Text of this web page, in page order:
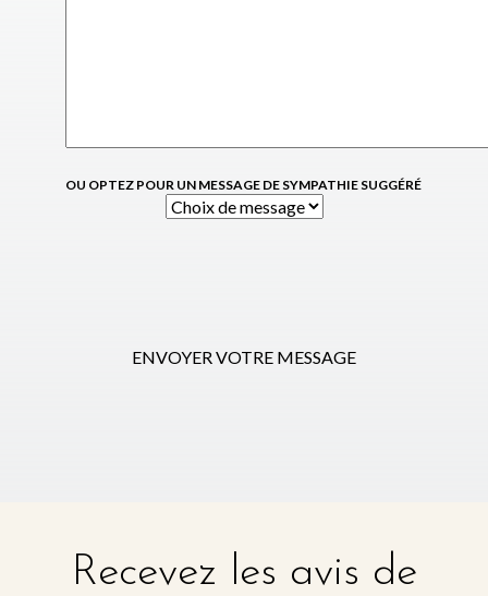
OU OPTEZ POUR UN MESSAGE DE SYMPATHIE SUGGÉRÉ
ENVOYER VOTRE MESSAGE
Recevez les avis de